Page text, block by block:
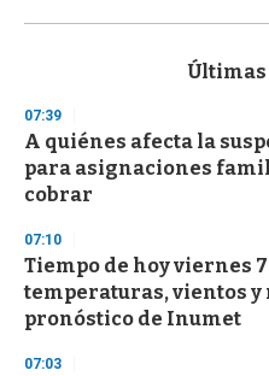
s
d
s
o
f
3
s
e
c
o
n
d
07:39
A quiénes afecta la
para asignaciones
cobrar
07:10
Tiempo de hoy viernes
temperaturas, vientos y
pronóstico de Inumet
07:03